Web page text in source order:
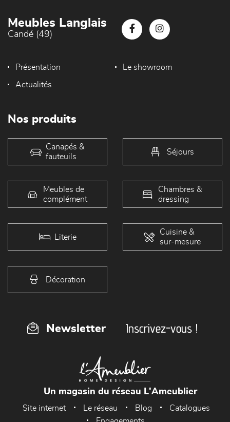
Meubles Langlais
Candé (49)
Présentation Le showroom
Actualités
Nos produits
Canapés &
fauteuils
Séjours
Meubles de
complément
Chambres &
dressing
Literie
Cuisine &
sur-mesure
Décoration
Newsletter Inscrivez-vous !
Un magasin du réseau L'Ameublier
Site internet Le réseau Blog
Catalogues